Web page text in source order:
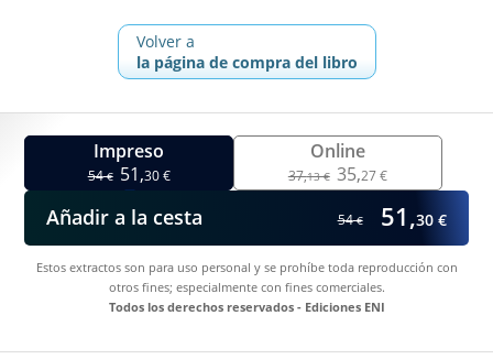
Volver a
la página de compra del libro
Impreso
54€ 51,30 €
Online
37,13 € 35,27 €
Añadir a la cesta 54€ 51,30 €
Estos extractos son para uso personal y se prohíbe toda reproducción con
otros fines; especialmente con fines comerciales.
Todos los derechos reservados - Ediciones ENI